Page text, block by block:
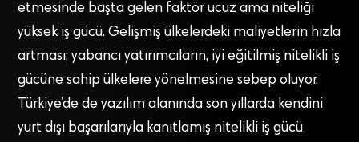
etmesinde başta gelen faktör ucuz ama niteliği
yüksek iş gücü. Gelişmiş ülkelerdeki maliyetlerin hızla
artması; yabancı yatırımcıların, iyi eğitilmiş nitelikli iş
gücüne sahip ülkelere yönelmesine sebep oluyor.
Türkiye’de de yazılım alanında son yıllarda kendini
yurt dışı başarılarıyla kanıtlamış nitelikli iş gücü